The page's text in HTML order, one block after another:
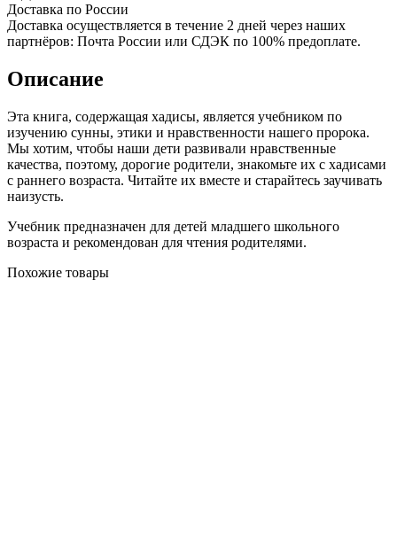
Доставка по России
Доставка осуществляется в течение 2 дней через наших
партнёров: Почта России или СДЭК по 100% предоплате.
Описание
Эта книга, содержащая хадисы, является учебником по
изучению сунны, этики и нравственности нашего пророка.
Мы хотим, чтобы наши дети развивали нравственные
качества, поэтому, дорогие родители, знакомьте их с хадисами
с раннего возраста. Читайте их вместе и старайтесь заучивать
наизусть.
Учебник предназначен для детей младшего школьного
возраста и рекомендован для чтения родителями.
Похожие товары